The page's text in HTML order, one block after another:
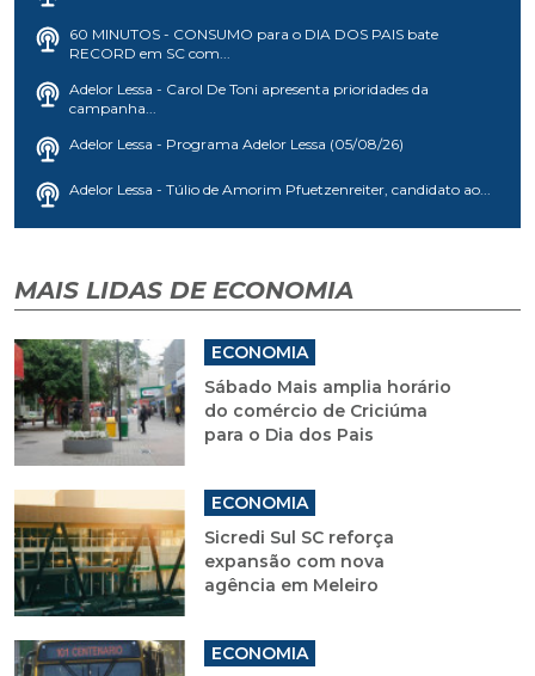
60 MINUTOS - CONSUMO para o DIA DOS PAIS bate
RECORD em SC com...
Adelor Lessa - Carol De Toni apresenta prioridades da
campanha...
Adelor Lessa - Programa Adelor Lessa (05/08/26)
Adelor Lessa - Túlio de Amorim Pfuetzenreiter, candidato ao...
MAIS LIDAS DE ECONOMIA
ECONOMIA
Sábado Mais amplia horário
do comércio de Criciúma
para o Dia dos Pais
ECONOMIA
Sicredi Sul SC reforça
expansão com nova
agência em Meleiro
ECONOMIA